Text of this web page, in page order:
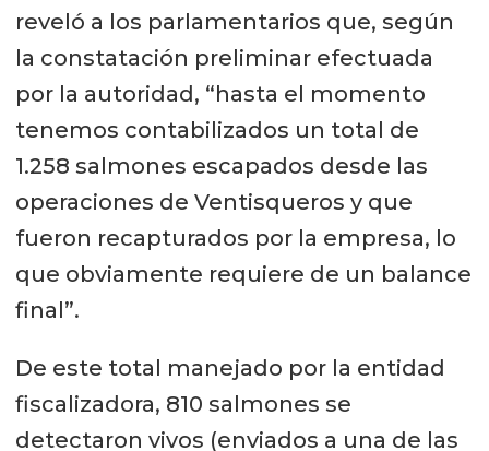
reveló a los parlamentarios que, según
la constatación preliminar efectuada
por la autoridad, “hasta el momento
tenemos contabilizados un total de
1.258 salmones escapados desde las
operaciones de Ventisqueros y que
fueron recapturados por la empresa, lo
que obviamente requiere de un balance
final”.
De este total manejado por la entidad
fiscalizadora, 810 salmones se
detectaron vivos (enviados a una de las